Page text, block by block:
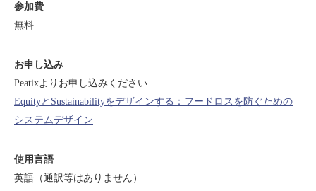
参加費
無料
お申し込み
Peatixよりお申し込みください
EquityとSustainabilityをデザインする：フードロスを防ぐための
システムデザイン
使用言語
英語（通訳等はありません）